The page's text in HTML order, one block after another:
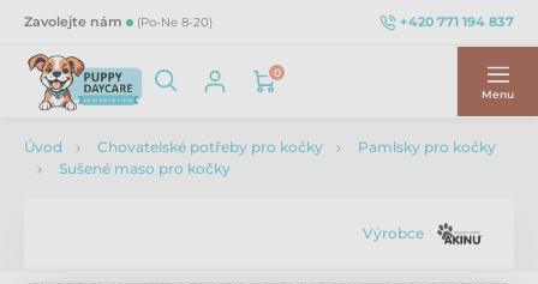
Zavolejte nám (Po-Ne 8-20) +420 771 194 837
0
Menu
Úvod Chovatelské potřeby pro kočky
Pamlsky pro kočky
Sušené maso pro kočky
Výrobce